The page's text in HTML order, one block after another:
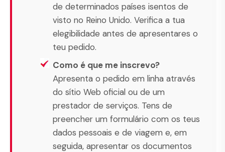
de determinados países isentos de
visto no Reino Unido. Verifica a tua
elegibilidade antes de apresentares o
teu pedido.
Como é que me inscrevo?
Apresenta o pedido em linha através
do sítio Web oficial ou de um
prestador de serviços. Tens de
preencher um formulário com os teus
dados pessoais e de viagem e, em
seguida, apresentar os documentos